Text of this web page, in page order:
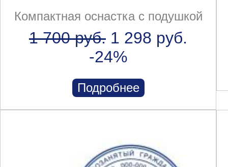
Компактная оснастка с подушкой
1 700 руб. 1 298 руб.
-24%
Подробнее